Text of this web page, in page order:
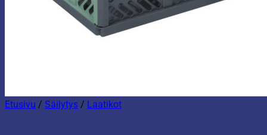
Etusivu / Säilytys / Laatikot